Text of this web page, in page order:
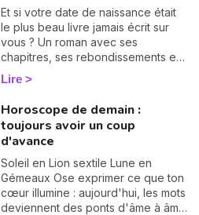
Et si votre date de naissance était
le plus beau livre jamais écrit sur
vous ? Un roman avec ses
chapitres, ses rebondissements et
même quelques cartes cachées
dans la manche. La numérologie
une à une. On vous montre
comment… 🔢
Lire
Horoscope de demain :
toujours avoir un coup
d'avance
Soleil en Lion sextile Lune en
Gémeaux Ose exprimer ce que ton
cœur illumine : aujourd'hui, les mots
deviennent des ponts d'âme à âme